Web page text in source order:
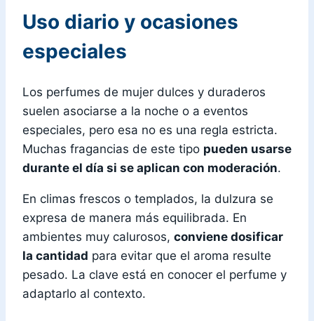
Uso diario y ocasiones
especiales
Los perfumes de mujer dulces y duraderos
suelen asociarse a la noche o a eventos
especiales, pero esa no es una regla estricta.
Muchas fragancias de este tipo pueden usarse
durante el día si se aplican con moderación.
En climas frescos o templados, la dulzura se
expresa de manera más equilibrada. En
ambientes muy calurosos, conviene dosificar
la cantidad para evitar que el aroma resulte
pesado. La clave está en conocer el perfume y
adaptarlo al contexto.